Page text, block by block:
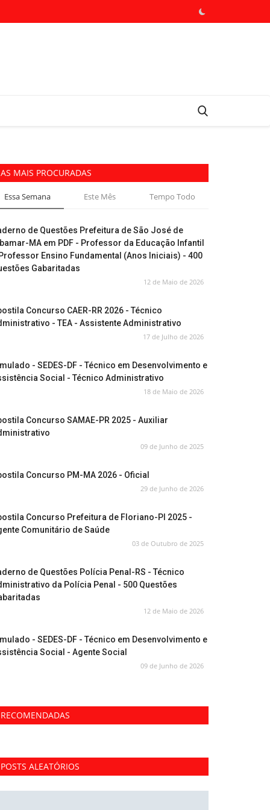
AS MAIS PROCURADAS
Essa Semana Este Mês Tempo Todo
de Questões Prefeitura de São José de
MA em PDF - Professor da Educação Infantil
Ensino Fundamental (Anos Iniciais) - 400
Gabaritadas
12 de Maio de 2026
Concurso CAER-RR 2026 - Técnico
- TEA - Assistente Administrativo
17 de Julho de 2026
- SEDES-DF - Técnico em Desenvolvimento e
Social - Técnico Administrativo
18 de Maio de 2026
Concurso SAMAE-PR 2025 - Auxiliar
09 de Junho de 2025
Concurso PM-MA 2026 - Oficial
29 de Junho de 2026
Concurso Prefeitura de Floriano-PI 2025 -
Comunitário de Saúde
03 de Outubro de 2025
de Questões Polícia Penal-RS - Técnico
da Polícia Penal - 500 Questões
12 de Maio de 2026
- SEDES-DF - Técnico em Desenvolvimento e
Social - Agente Social
09 de Junho de 2026
RECOMENDADAS
POSTS ALEATÓRIOS